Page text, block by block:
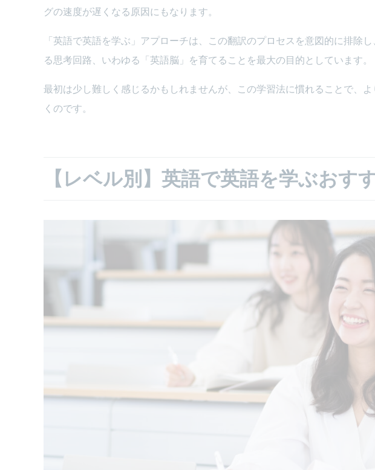
グの速度が遅くなる原因にもなります。
「英語で英語を学ぶ」アプローチは、この翻訳のプロセスを意図的に排除
る思考回路、いわゆる「英語脳」を育てることを最大の目的としています。
最初は少し難しく感じるかもしれませんが、この学習法に慣れることで、
くのです。
【レベル別】英語で英語を学ぶおす